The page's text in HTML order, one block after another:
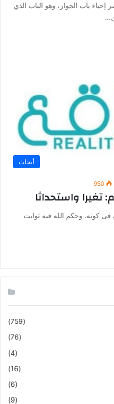
إحياء باب الحوار، وهو الباب الذي
أبحاث
950
تغيرا واستحداثا
فى كونه. وحكم الله فيه ثوابت
(759)
(76)
(4)
(16)
(6)
(9)